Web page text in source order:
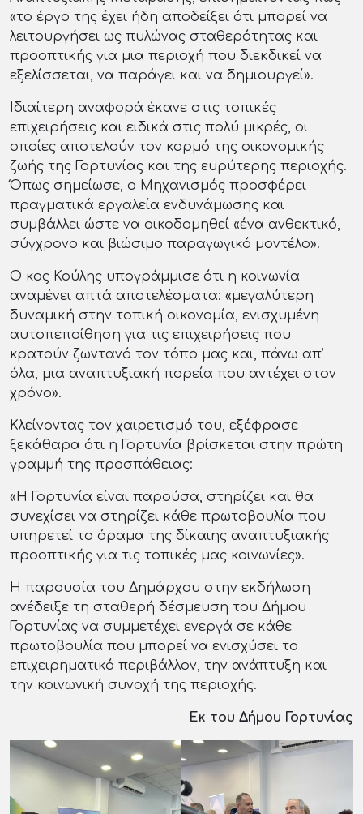
«το έργο της έχει ήδη αποδείξει ότι μπορεί να
λειτουργήσει ως πυλώνας σταθερότητας και
προοπτικής για μια περιοχή που διεκδικεί να
εξελίσσεται, να παράγει και να δημιουργεί».
Ιδιαίτερη αναφορά έκανε στις τοπικές
επιχειρήσεις και ειδικά στις πολύ μικρές, οι
οποίες αποτελούν τον κορμό της οικονομικής
ζωής της Γορτυνίας και της ευρύτερης περιοχής.
Όπως σημείωσε, ο Μηχανισμός προσφέρει
πραγματικά εργαλεία ενδυνάμωσης και
συμβάλλει ώστε να οικοδομηθεί «ένα ανθεκτικό,
σύγχρονο και βιώσιμο παραγωγικό μοντέλο».
Ο κος Κούλης υπογράμμισε ότι η κοινωνία
αναμένει απτά αποτελέσματα: «μεγαλύτερη
δυναμική στην τοπική οικονομία, ενισχυμένη
αυτοπεποίθηση για τις επιχειρήσεις που
κρατούν ζωντανό τον τόπο μας και, πάνω απ’
όλα, μια αναπτυξιακή πορεία που αντέχει στον
χρόνο».
Κλείνοντας τον χαιρετισμό του, εξέφρασε
ξεκάθαρα ότι η Γορτυνία βρίσκεται στην πρώτη
γραμμή της προσπάθειας:
«Η Γορτυνία είναι παρούσα, στηρίζει και θα
συνεχίσει να στηρίζει κάθε πρωτοβουλία που
υπηρετεί το όραμα της δίκαιης αναπτυξιακής
προοπτικής για τις τοπικές μας κοινωνίες».
Η παρουσία του Δημάρχου στην εκδήλωση
ανέδειξε τη σταθερή δέσμευση του Δήμου
Γορτυνίας να συμμετέχει ενεργά σε κάθε
πρωτοβουλία που μπορεί να ενισχύσει το
επιχειρηματικό περιβάλλον, την ανάπτυξη και
την κοινωνική συνοχή της περιοχής.
Εκ του Δήμου Γορτυνίας